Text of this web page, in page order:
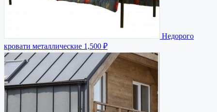
Недорого
кровати металлические 1,500 ₽